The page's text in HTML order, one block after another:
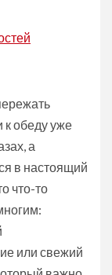
к обеду уже
а
в настоящий
что-то
или свежий